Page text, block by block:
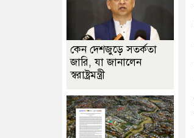
কেন দেশজুড়ে সতর্কতা
জারি, যা জানালেন
স্বরাষ্ট্রমন্ত্রী